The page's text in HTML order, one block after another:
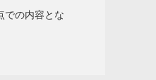
での内容とな